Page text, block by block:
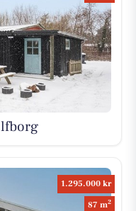
1.295.000 kr
87 m2